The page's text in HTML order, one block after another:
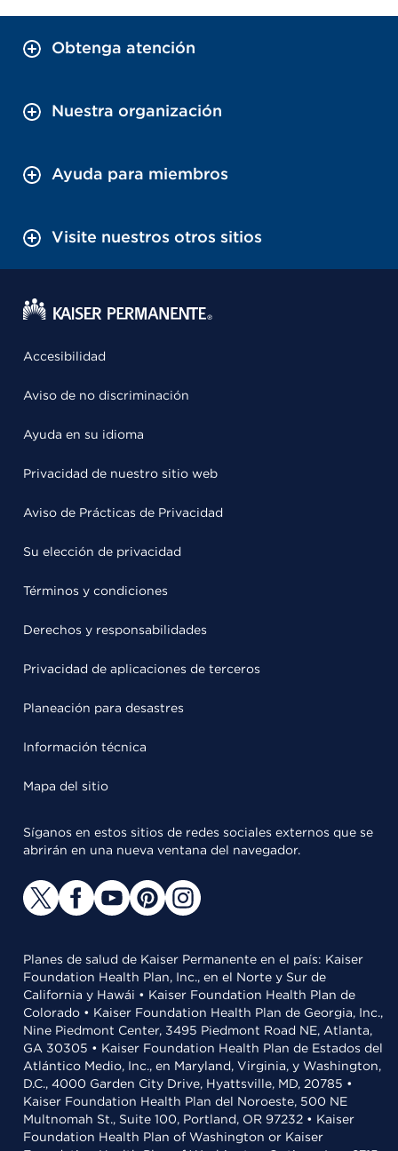
Obtenga atención
Nuestra organización
Ayuda para miembros
Visite nuestros otros sitios
Accesibilidad
Aviso de no discriminación
Ayuda en su idioma
Privacidad de nuestro sitio web
Aviso de Prácticas de Privacidad
Su elección de privacidad
Términos y condiciones
Derechos y responsabilidades
Privacidad de aplicaciones de terceros
Planeación para desastres
Información técnica
Mapa del sitio
Síganos en estos sitios de redes sociales externos que se
abrirán en una nueva ventana del navegador.
Planes de salud de Kaiser Permanente en el país: Kaiser
Foundation Health Plan, Inc., en el Norte y Sur de
California y Hawái • Kaiser Foundation Health Plan de
Colorado • Kaiser Foundation Health Plan de Georgia, Inc.,
Nine Piedmont Center, 3495 Piedmont Road NE, Atlanta,
GA 30305 • Kaiser Foundation Health Plan de Estados del
Atlántico Medio, Inc., en Maryland, Virginia, y Washington,
D.C., 4000 Garden City Drive, Hyattsville, MD, 20785 •
Kaiser Foundation Health Plan del Noroeste, 500 NE
Multnomah St., Suite 100, Portland, OR 97232 • Kaiser
Foundation Health Plan of Washington or Kaiser